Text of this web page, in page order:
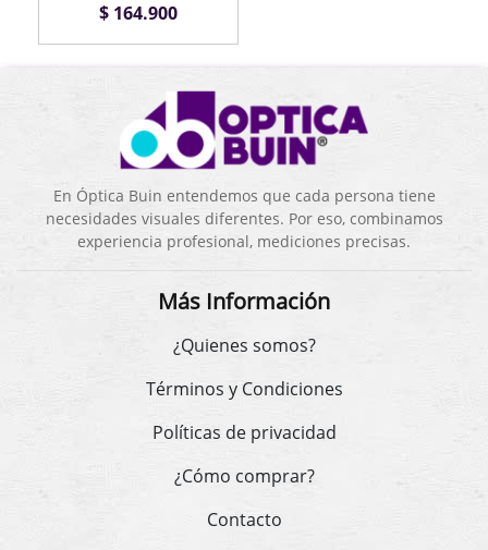
$ 164.900
En Óptica Buin entendemos que cada persona tiene
necesidades visuales diferentes. Por eso, combinamos
experiencia profesional, mediciones precisas.
Más Información
¿Quienes somos?
Términos y Condiciones
Políticas de privacidad
¿Cómo comprar?
Contacto